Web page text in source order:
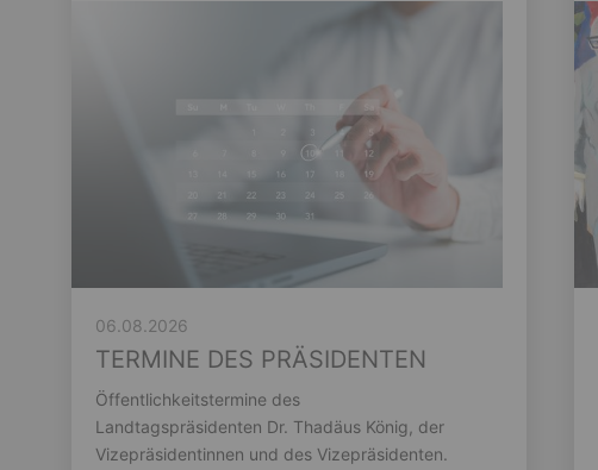
06.08.2026
TERMINE DES PRÄSIDENTEN
Öffentlichkeitstermine des
Landtagspräsidenten Dr. Thadäus König, der
Vizepräsidentinnen und des Vizepräsidenten.